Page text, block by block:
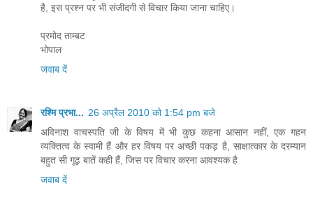
है, इस प्रश्न पर भी संजीदगी से विचार किया जाना चाहिए।
प्रमोद ताम्बट
भोपाल
जवाब दें
रश्मि प्रभा... 26 अप्रैल 2010 को 1:54 pm बजे
अविनाश वाचस्पति जी के विषय में भी कुछ कहना आसान नहीं, एक गहन
व्यक्तित्व के स्वामी हैं और हर विषय पर अच्छी पकड़ है, साक्षात्कार के दरम्यान
बहुत सी गूढ़ बातें कही हैं, जिस पर विचार करना आवश्यक है
जवाब दें